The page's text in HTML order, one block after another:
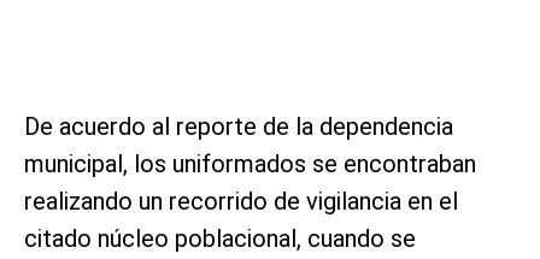
De acuerdo al reporte de la dependencia
municipal, los uniformados se encontraban
realizando un recorrido de vigilancia en el
citado núcleo poblacional, cuando se